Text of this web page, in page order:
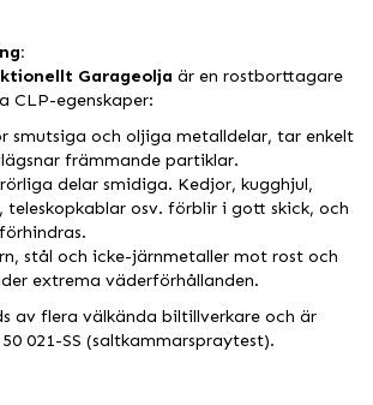
Garageolja är en rostborttagare
CLP-egenskaper:
smutsiga och oljiga metalldelar, tar enkelt
främmande partiklar.
delar smidiga. Kedjor, kugghjul,
teleskopkablar osv. förblir i gott skick, och
stål och icke-järnmetaller mot rost och
extrema väderförhållanden.
av flera välkända biltillverkare och är
021-SS (saltkammarspraytest).